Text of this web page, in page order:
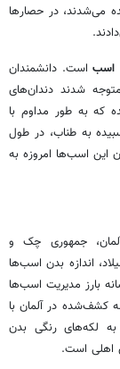
می‌شدند، در حصارها
اسباست. دانشمندان
شدند دندان‌های
که به طور مداوم با
به طناب، در طول
این اسب‌ها امروزه به
جمهوری چک و
بعد از سال ۳۵۰۰ پیش از میلاد، اندازه بدن اسب‌ها
بارز مدیریت اسب‌ها
کشف‌شده در آلمان با
به لکه‌های رنگی بدن
اهلی است.